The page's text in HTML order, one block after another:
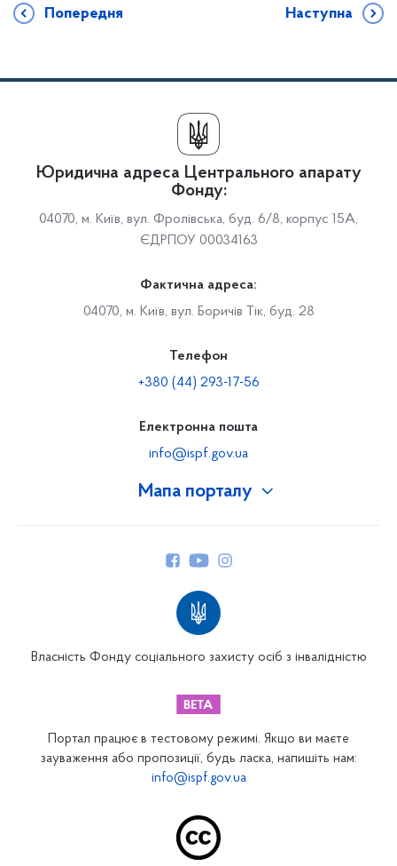
Попередня Наступна
Мапа порталу
Закарпатське відділення
Запорізьке відділення
Юридична адреса Центрального апарату
Фонду:
04070, м. Київ, вул. Фролівська, буд. 6/8, корпус 15А,
ЄДРПОУ 00034163
Фактична адреса:
04070, м. Київ, вул. Боричів Тік, буд. 28
Телефон
+380 (44) 293-17-56
Електронна пошта
info@ispf.gov.ua
Власність Фонду соціального захисту осіб з інвалідністю
Портал працює в тестовому режимі. Якщо ви маєте
зауваження або пропозиції, будь ласка, напишіть нам:
info@ispf.gov.ua